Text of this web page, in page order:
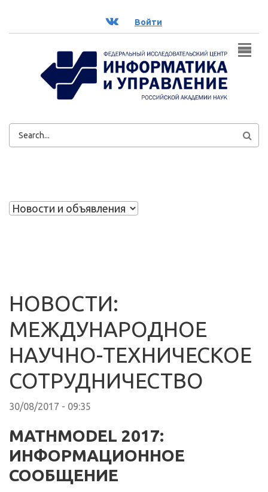
ВК Войти
ФОРМА
НОВОСТИ:
МЕЖДУНАРОДНОЕ
НАУЧНО-ТЕХНИЧЕСКОЕ
СОТРУДНИЧЕСТВО
30/08/2017 - 09:35
MATHMODEL 2017:
ИНФОРМАЦИОННОЕ
СООБЩЕНИЕ